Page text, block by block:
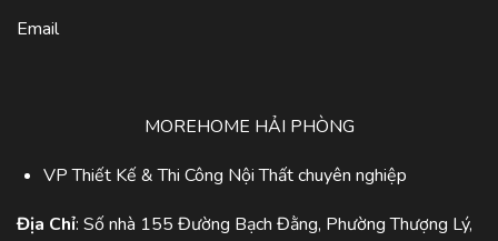
Email
MOREHOME HẢI PHÒNG
VP Thiết Kế & Thi Công Nội Thất chuyên nghiệp
Địa Chỉ: Số nhà 155 Đường Bạch Đằng, Phường Thượng Lý,